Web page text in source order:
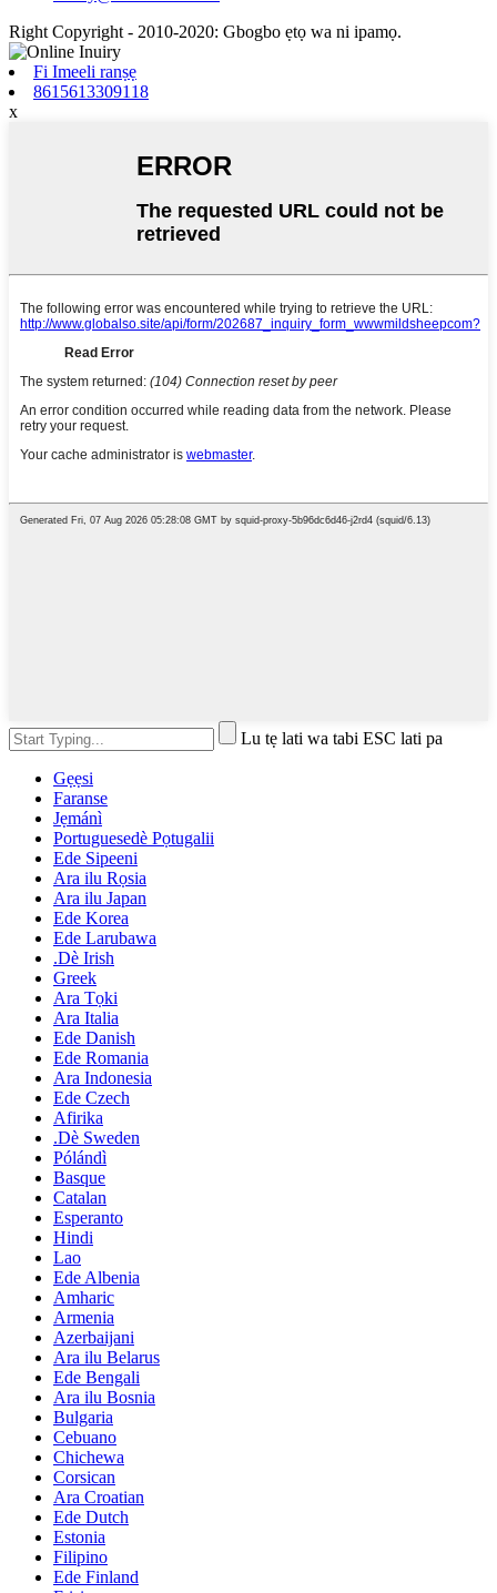
Right Copyright - 2010-2020: Gbogbo ẹtọ wa ni ipamọ.
Fi Imeeli ranṣẹ
8615613309118
x
Lu tẹ lati wa tabi ESC lati pa
Gẹẹsi
Faranse
Jẹmánì
Portuguesedè Pọtugalii
Ede Sipeeni
Ara ilu Rọsia
Ara ilu Japan
Ede Korea
Ede Larubawa
.Dè Irish
Greek
Ara Tọki
Ara Italia
Ede Danish
Ede Romania
Ara Indonesia
Ede Czech
Afirika
.Dè Sweden
Pólándì
Basque
Catalan
Esperanto
Hindi
Lao
Ede Albenia
Amharic
Armenia
Azerbaijani
Ara ilu Belarus
Ede Bengali
Ara ilu Bosnia
Bulgaria
Cebuano
Chichewa
Corsican
Ara Croatian
Ede Dutch
Estonia
Filipino
Ede Finland